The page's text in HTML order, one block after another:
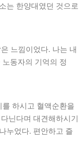
는 한양대였던 것으로
느낌이었다. 나는 내
동자의 기억의 정
하시고 혈액순환을
닌다며 대견해하시기
누었다. 편안하고 즐